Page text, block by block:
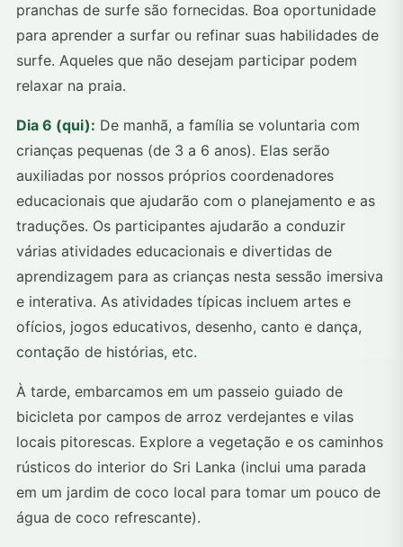
pranchas de surfe são fornecidas. Boa oportunidade
para aprender a surfar ou refinar suas habilidades de
surfe. Aqueles que não desejam participar podem
relaxar na praia.
Dia 6 (qui): De manhã, a família se voluntaria com
crianças pequenas (de 3 a 6 anos). Elas serão
auxiliadas por nossos próprios coordenadores
educacionais que ajudarão com o planejamento e as
traduções. Os participantes ajudarão a conduzir
várias atividades educacionais e divertidas de
aprendizagem para as crianças nesta sessão imersiva
e interativa. As atividades típicas incluem artes e
ofícios, jogos educativos, desenho, canto e dança,
contação de histórias, etc.
À tarde, embarcamos em um passeio guiado de
bicicleta por campos de arroz verdejantes e vilas
locais pitorescas. Explore a vegetação e os caminhos
rústicos do interior do Sri Lanka (inclui uma parada
em um jardim de coco local para tomar um pouco de
água de coco refrescante).